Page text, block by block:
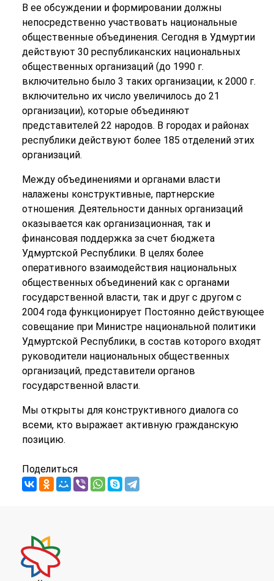
В ее обсуждении и формировании должны
непосредственно участвовать национальные
общественные объединения. Сегодня в Удмуртии
действуют 30 республиканских национальных
общественных организаций (до 1990 г.
включительно было 3 таких организации, к 2000 г.
включительно их число увеличилось до 21
организации), которые объединяют
представителей 22 народов. В городах и районах
республики действуют более 185 отделений этих
организаций.
Между объединениями и органами власти
налажены конструктивные, партнерские
отношения. Деятельности данных организаций
оказывается как организационная, так и
финансовая поддержка за счет бюджета
Удмуртской Республики. В целях более
оперативного взаимодействия национальных
общественных объединений как с органами
государственной власти, так и друг с другом с
2004 года функционирует Постоянно действующее
совещание при Министре национальной политики
Удмуртской Республики, в состав которого входят
руководители национальных общественных
организаций, представители органов
государственной власти.
Мы открыты для конструктивного диалога со
всеми, кто выражает активную гражданскую
позицию.
Поделиться